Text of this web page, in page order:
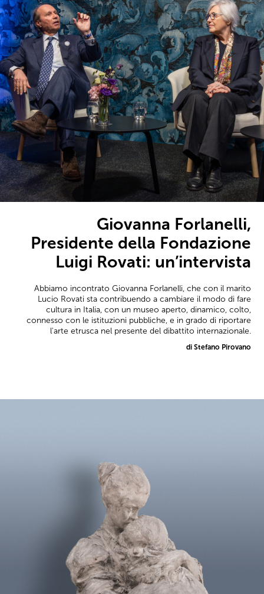
Giovanna Forlanelli,
Presidente della Fondazione
Luigi Rovati: un’intervista
Abbiamo incontrato Giovanna Forlanelli, che con il marito
Lucio Rovati sta contribuendo a cambiare il modo di fare
cultura in Italia, con un museo aperto, dinamico, colto,
connesso con le istituzioni pubbliche, e in grado di riportare
l'arte etrusca nel presente del dibattito internazionale.
di Stefano Pirovano